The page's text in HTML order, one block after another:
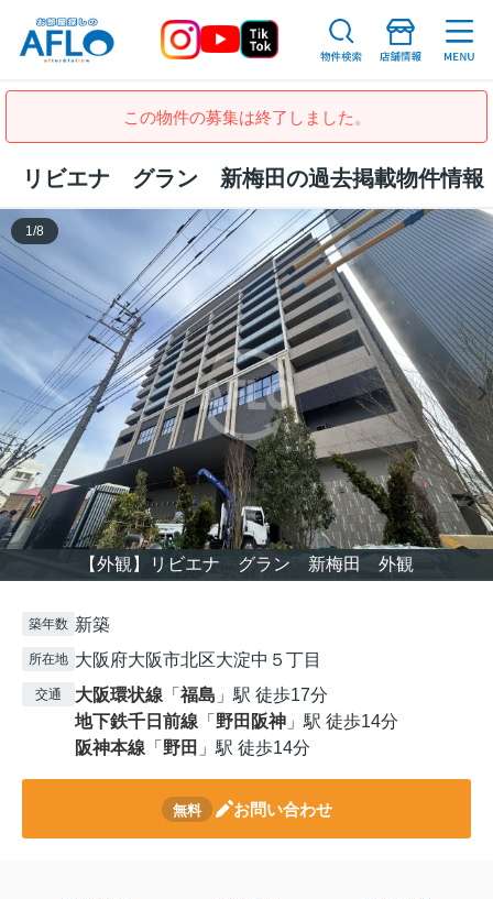
この物件の募集は終了しました。
リビエナ グラン 新梅田の過去掲載物件情報
【外観】リビエナ グラン 新梅田 外観
1 /8
築年数 新築
所在地 大阪府大阪市北区大淀中５丁目
交通 大阪環状線 「 福島 」駅 徒歩17分
地下鉄千日前線 「 野田阪神 」駅 徒歩14分
阪神本線 「 野田 」駅 徒歩14分
無料 お問い合わせ